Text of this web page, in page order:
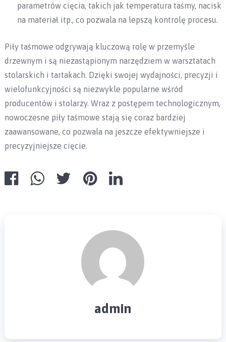
parametrów cięcia, takich jak temperatura taśmy, nacisk
na materiał itp., co pozwala na lepszą kontrolę procesu.
Piły taśmowe odgrywają kluczową rolę w przemyśle
drzewnym i są niezastąpionym narzędziem w warsztatach
stolarskich i tartakach. Dzięki swojej wydajności, precyzji i
wielofunkcyjności są niezwykle popularne wśród
producentów i stolarzy. Wraz z postępem technologicznym,
nowoczesne piły taśmowe stają się coraz bardziej
zaawansowane, co pozwala na jeszcze efektywniejsze i
precyzyjniejsze cięcie.
admin